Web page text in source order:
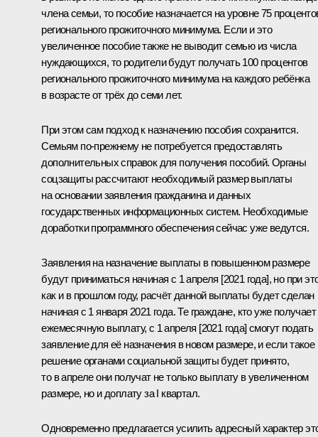
члена семьи, то пособие назначается на уровне 75
регионального прожиточного минимума. Если и это
увеличенное пособие также не выводит семью из числа
нуждающихся, то родители будут получать 100 процентов
регионального прожиточного минимума на каждого ребёнка
в возрасте от трёх до семи лет.
При этом сам подход к назначению пособия сохранится.
Семьям по-прежнему не потребуется предоставлять
дополнительных справок для получения пособий. Органы
соцзащиты рассчитают необходимый размер выплаты
на основании заявления гражданина и данных
государственных информационных систем. Необходимые
доработки программного обеспечения сейчас уже ведутся.
Заявления на назначение выплаты в повышенном размере
будут приниматься начиная с 1 апреля [2021 года], но при
как и в прошлом году, расчёт данной выплаты будет сделан
начиная с 1 января 2021 года. Те граждане, кто уже получает
ежемесячную выплату, с 1 апреля [2021 года] смогут подать
заявление для её назначения в новом размере, и если такое
решение органами социальной защиты будет принято,
то в апреле они получат не только выплату в увеличенном
размере, но и доплату за I квартал.
Одновременно предлагается усилить адресный характер